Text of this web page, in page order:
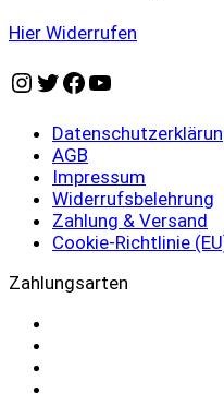
Hier Widerrufen
Instagram
Twitter
Facebook
YouTube
AGB
Impressum
Widerrufsbelehrung
Zahlung & Versand
Cookie-Richtlinie
Zahlungsarten